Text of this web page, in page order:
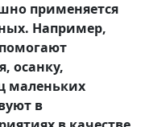
применяется
Например,
осанку,
маленьких
в